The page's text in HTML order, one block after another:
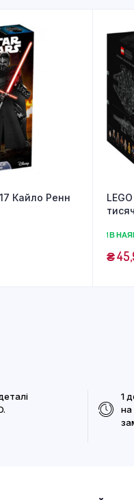
Кайло Ренн
1 В
₴
1
на